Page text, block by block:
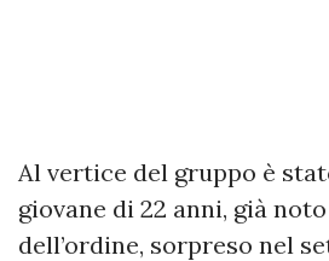
Al vertice del gruppo è
giovane di 22 anni, già
dell’ordine, sorpreso nel